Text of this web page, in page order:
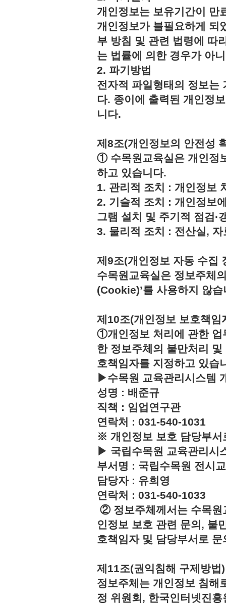
개인정보는 보유기간이 만
개인정보가 불필요하게 되
부 방침 및 관련 법령에 따
는 법률에 의한 경우가 아
2. 파기방법
전자적 파일형태의 정보는
다. 종이에 출력된 개인정
니다.
제8조(개인정보의 안전성
① 수목원교육실은 개인정
하고 있습니다.
1. 관리적 조치 : 개인정보
2. 기술적 조치 : 개인정보
그램 설치 및 주기적 점검·
3. 물리적 조치 : 전산실,
제9조(개인정보 자동 수집
수목원교육실은 정보주체
(Cookie)’를 사용하지 않습
제10조(개인정보 보호책임
①개인정보 처리에 관한 업
한 정보주체의 불만처리
호책임자를 지정하고 있습
▶수목원 교육관리시스템
성명 : 배준규
직책 : 임업연구관
연락처 : 031-540-1031
※ 개인정보 보호 담당부서
▶ 국립수목원 교육관리시
부서명 : 국립수목원 전시
담당자 : 유희영
연락처 : 031-540-1033
② 정보주체께서는 수목원
인정보 보호 관련 문의, 불
호책임자 및 담당부서로
제11조(권익침해 구제방법)
정보주체는 개인정보 침해
정 위원회, 한국인터넷진